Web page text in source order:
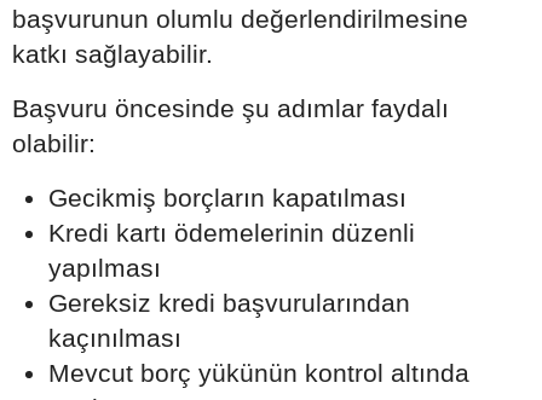
başvurunun olumlu değerlendirilmesine
katkı sağlayabilir.
Başvuru öncesinde şu adımlar faydalı
olabilir:
Gecikmiş borçların kapatılması
Kredi kartı ödemelerinin düzenli
yapılması
Gereksiz kredi başvurularından
kaçınılması
Mevcut borç yükünün kontrol altında